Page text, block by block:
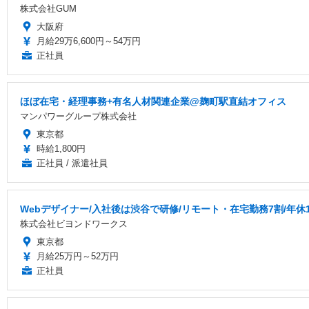
株式会社GUM
大阪府
月給29万6,600円～54万円
正社員
ほぼ在宅・経理事務+有名人材関連企業@麹町駅直結オフィス
マンパワーグループ株式会社
東京都
時給1,800円
正社員 / 派遣社員
Webデザイナー/入社後は渋谷で研修/リモート・在宅勤務7割/年休
株式会社ビヨンドワークス
東京都
月給25万円～52万円
正社員